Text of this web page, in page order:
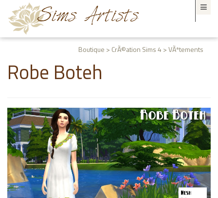
Boutique > CrÃ©ation Sims 4 > VÃªtements
Robe Boteh